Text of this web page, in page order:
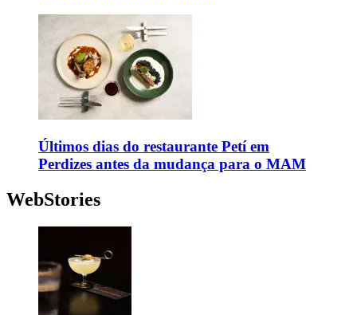
Últimos dias do restaurante Petí em
Perdizes antes da mudança para o MAM
WebStories